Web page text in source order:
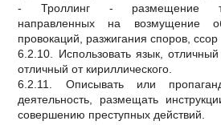
- Троллинг - размещение
направленных на возмущение
провокаций, разжигания споров, ссор
6.2.10. Использовать язык,
отличный от кириллического.
6.2.11. Описывать или
деятельность, размещать
совершению преступных действий.